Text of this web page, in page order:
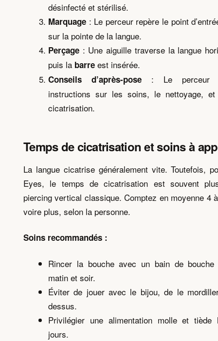
désinfecté et stérilisé.
Marquage : Le perceur repère le point
sur la pointe de la langue.
Perçage : Une aiguille traverse la langue
puis la barre est insérée.
Conseils d’après-pose : Le perceur
instructions sur les soins, le nettoyage,
cicatrisation.
Temps de cicatrisation et soins à
La langue cicatrise généralement vite. Toutefois,
Eyes, le temps de cicatrisation est souvent
piercing vertical classique. Comptez en moyenne 4
voire plus, selon la personne.
Soins recommandés :
Rincer la bouche avec un bain de
matin et soir.
Éviter de jouer avec le bijou, de le
dessus.
Privilégier une alimentation molle et tiède
jours.